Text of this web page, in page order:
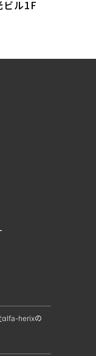
ル1F
αlfa-herixの